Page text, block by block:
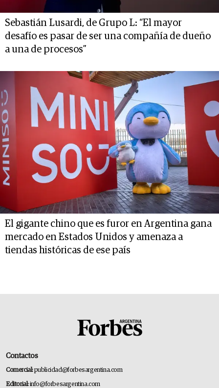
Sebastián Lusardi, de Grupo L: “El mayor
desafío es pasar de ser una compañía de dueño
a una de procesos”
El gigante chino que es furor en Argentina gana
mercado en Estados Unidos y amenaza a
tiendas históricas de ese país
Contactos
Comercial:publicidad@forbesargentina.com
Editorial:info@forbesargentina.com